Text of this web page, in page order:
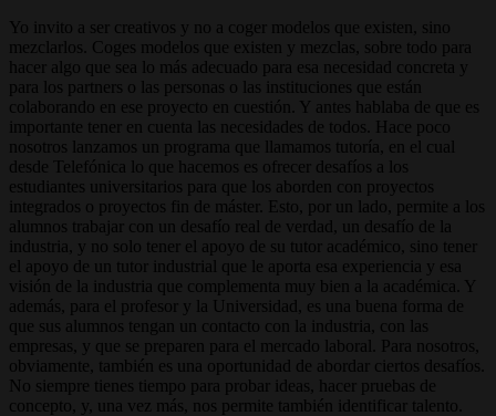
Yo invito a ser creativos y no a coger modelos que existen, sino
mezclarlos. Coges modelos que existen y mezclas, sobre todo para
hacer algo que sea lo más adecuado para esa necesidad concreta y
para los partners o las personas o las instituciones que están
colaborando en ese proyecto en cuestión. Y antes hablaba de que es
importante tener en cuenta las necesidades de todos. Hace poco
nosotros lanzamos un programa que llamamos tutoría, en el cual
desde Telefónica lo que hacemos es ofrecer desafíos a los
estudiantes universitarios para que los aborden con proyectos
integrados o proyectos fin de máster. Esto, por un lado, permite a los
alumnos trabajar con un desafío real de verdad, un desafío de la
industria, y no solo tener el apoyo de su tutor académico, sino tener
el apoyo de un tutor industrial que le aporta esa experiencia y esa
visión de la industria que complementa muy bien a la académica. Y
además, para el profesor y la Universidad, es una buena forma de
que sus alumnos tengan un contacto con la industria, con las
empresas, y que se preparen para el mercado laboral. Para nosotros,
obviamente, también es una oportunidad de abordar ciertos desafíos.
No siempre tienes tiempo para probar ideas, hacer pruebas de
concepto, y, una vez más, nos permite también identificar talento.